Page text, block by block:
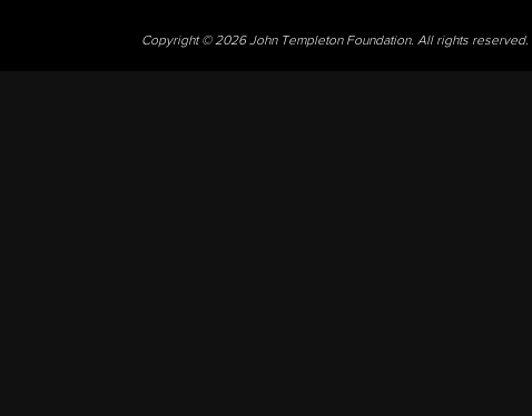
Copyright © 2026 John Templeton Foundation. All rights reserved.